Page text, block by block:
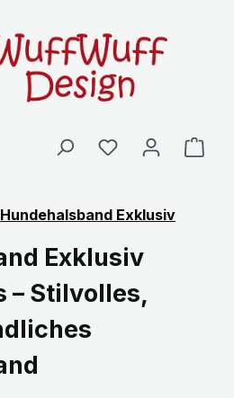
Hundehalsband Exklusiv
Exklusiv
– Stilvolles,